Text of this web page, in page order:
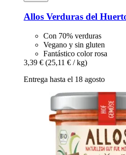
Allos Verduras del
Con 70% verduras
Vegano y sin gluten
Fantástico color rosa
3,39 € (25,11 € / kg)
Entrega hasta el 18 agosto